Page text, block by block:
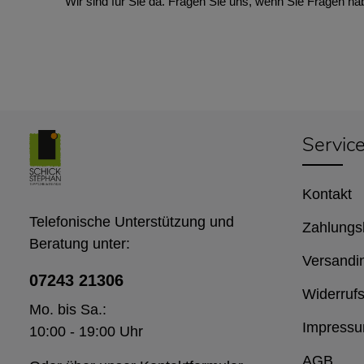
Kontakt
AGB
Telefonische Unterstützung und
Beratung unter:
07243 21306
Mo. bis Sa.:
10:00 - 19:00 Uhr